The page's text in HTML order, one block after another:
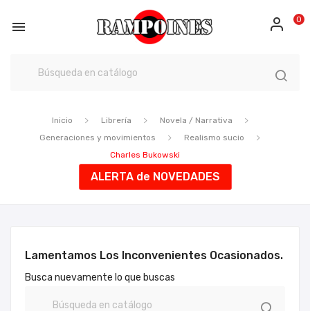
 0
Inicio Librería
Novela / Narrativa
Generaciones y movimientos
Realismo sucio
Charles Bukowski
ALERTA de NOVEDADES
Lamentamos Los Inconvenientes Ocasionados.
Busca nuevamente lo que buscas